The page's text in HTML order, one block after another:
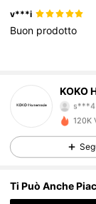
v***i
Buon prodotto
KOKO
s***4
S***s
120K
Ti Può Anche